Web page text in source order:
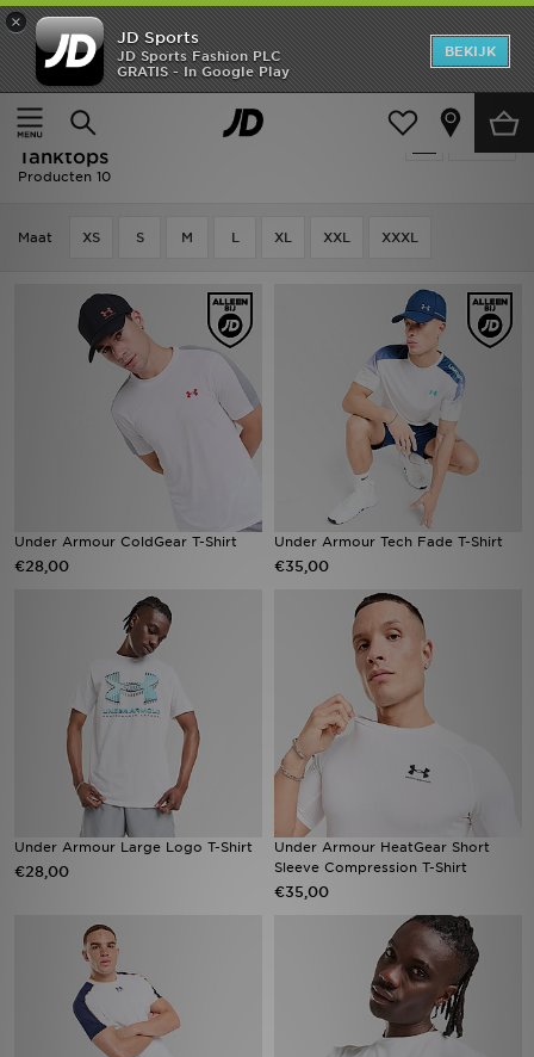
×
JD Sports
JD Sports Fashion PLC
GRATIS - In Google Play
BEKIJK
Thuis
Mannen Herenkleding T-shirts & Tanktops
Mannen - Wit Under Armour T-shirts &
Tanktops
Producten 10
Maat XS S M L XL XXL XXXL
Under Armour ColdGear T-Shirt
€28,00
Under Armour Tech Fade T-Shirt
€35,00
Under Armour Large Logo T-Shirt
€28,00
Under Armour HeatGear Short
Sleeve Compression T-Shirt
€35,00
New In
Heren
Dames
Merken
Download de app
Bestelling Traceren
Klantenservice
Vacatures